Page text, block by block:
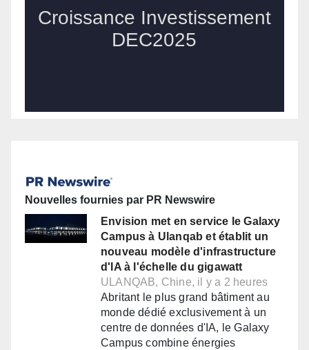
Nouvelles fournies par PR Newswire
Envision met en service le Galaxy
Campus à Ulanqab et établit un
nouveau modèle d'infrastructure
d'IA à l'échelle du gigawatt
ULANQAB, Chine, il y a 2 heures
Abritant le plus grand bâtiment au
monde dédié exclusivement à un
centre de données d'IA, le Galaxy
Campus combine énergies